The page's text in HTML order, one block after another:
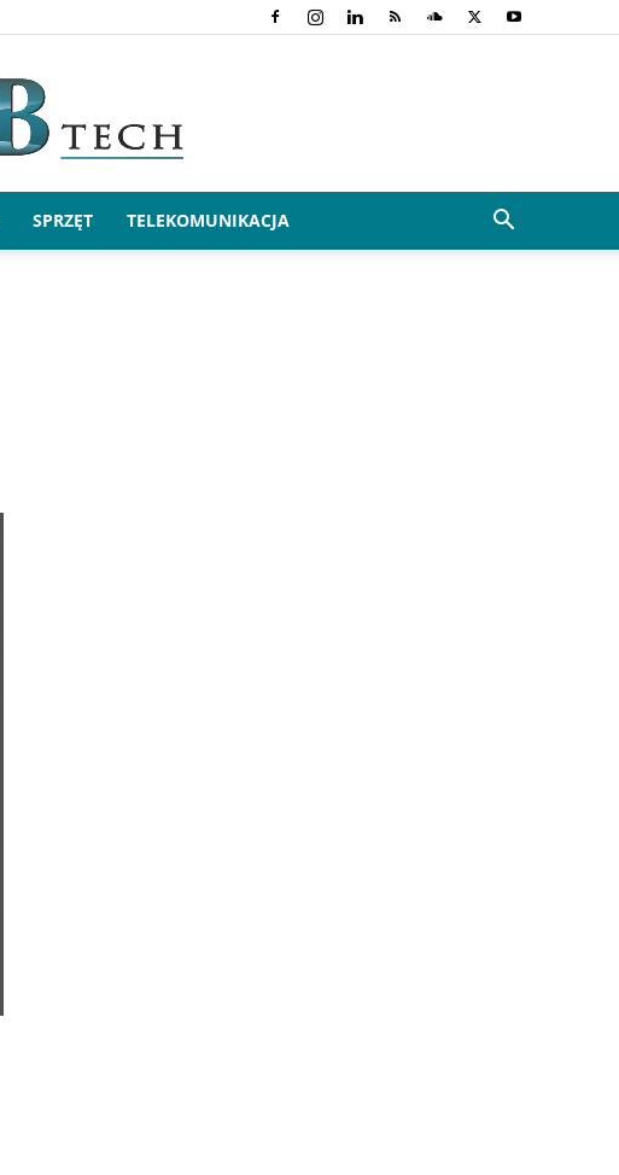
SPRZĘT TELEKOMUNIKACJA